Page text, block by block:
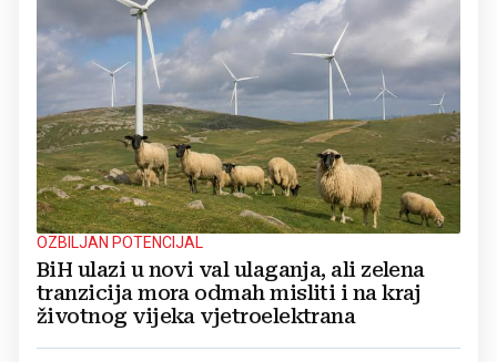
OZBILJAN POTENCIJAL
BiH ulazi u novi val ulaganja, ali zelena
tranzicija mora odmah misliti i na kraj
životnog vijeka vjetroelektrana